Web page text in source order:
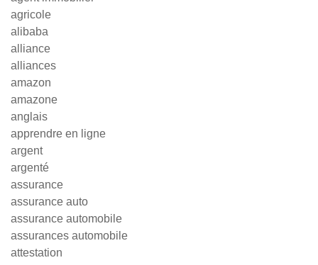
agricole
alibaba
alliance
alliances
amazon
amazone
anglais
apprendre en ligne
argent
argenté
assurance
assurance auto
assurance automobile
assurances automobile
attestation